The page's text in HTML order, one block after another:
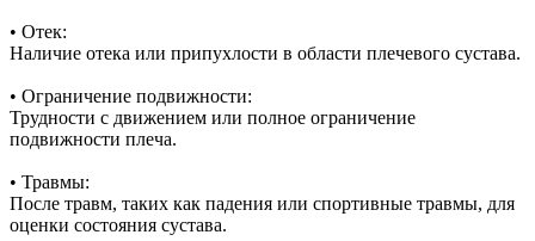
• Отек:
Наличие отека или припухлости в области плечевого сустава.
• Ограничение подвижности:
Трудности с движением или полное ограничение
подвижности плеча.
• Травмы:
После травм, таких как падения или спортивные травмы, для
оценки состояния сустава.